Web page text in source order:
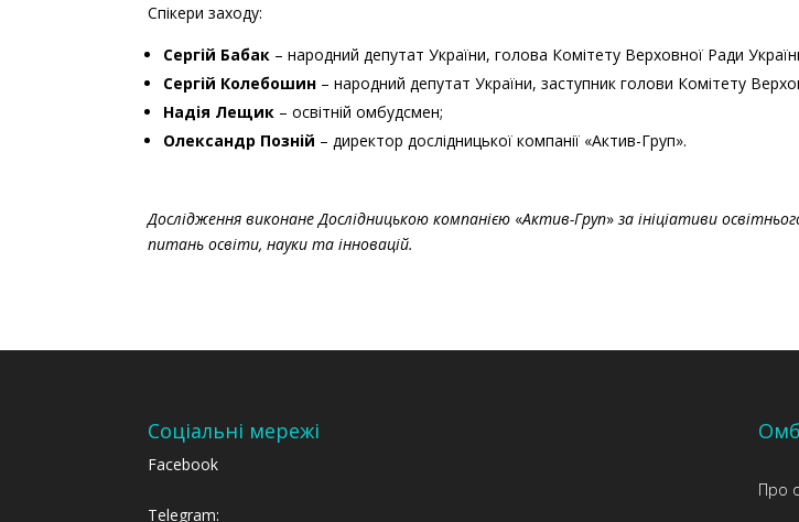
Спікери заходу:
Сергій Бабак – народний депутат України, голова Комітету Верховної Ради
Сергій Колебошин – народний депутат України, заступник голови Комітету
Надія Лещик – освітній омбудсмен;
Олександр Позній – директор дослідницької компанії «Актив-Груп».
Дослідження виконане Дослідницькою компанією «Актив-Груп» за ініціативи
питань освіти, науки та інновацій.
Соціальні мережі
Facebook
Telegram:
Про